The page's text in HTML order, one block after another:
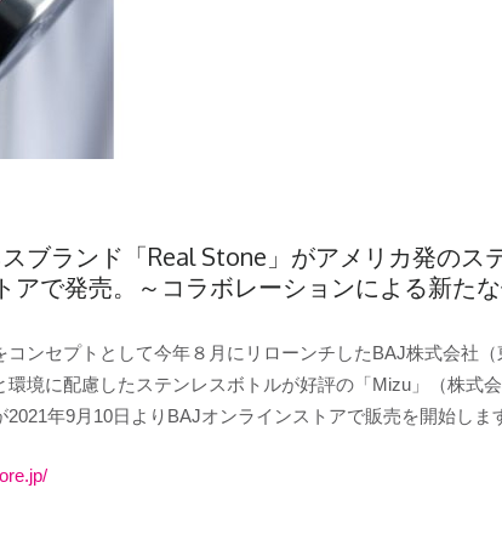
ブランド「Real Stone」がアメリカ発の
アで発売。～コラボレーションによる新た
コンセプトとして今年８月にリローンチしたBAJ株式会社
環境に配慮したステンレスボトルが好評の「Mizu」（株
年9月10日よりBAJオンラインストアで販売を開始しま